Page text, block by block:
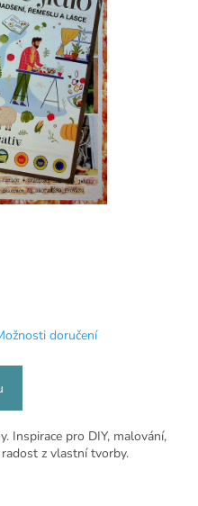
doručení
Inspirace pro DIY, malování,
z vlastní tvorby.